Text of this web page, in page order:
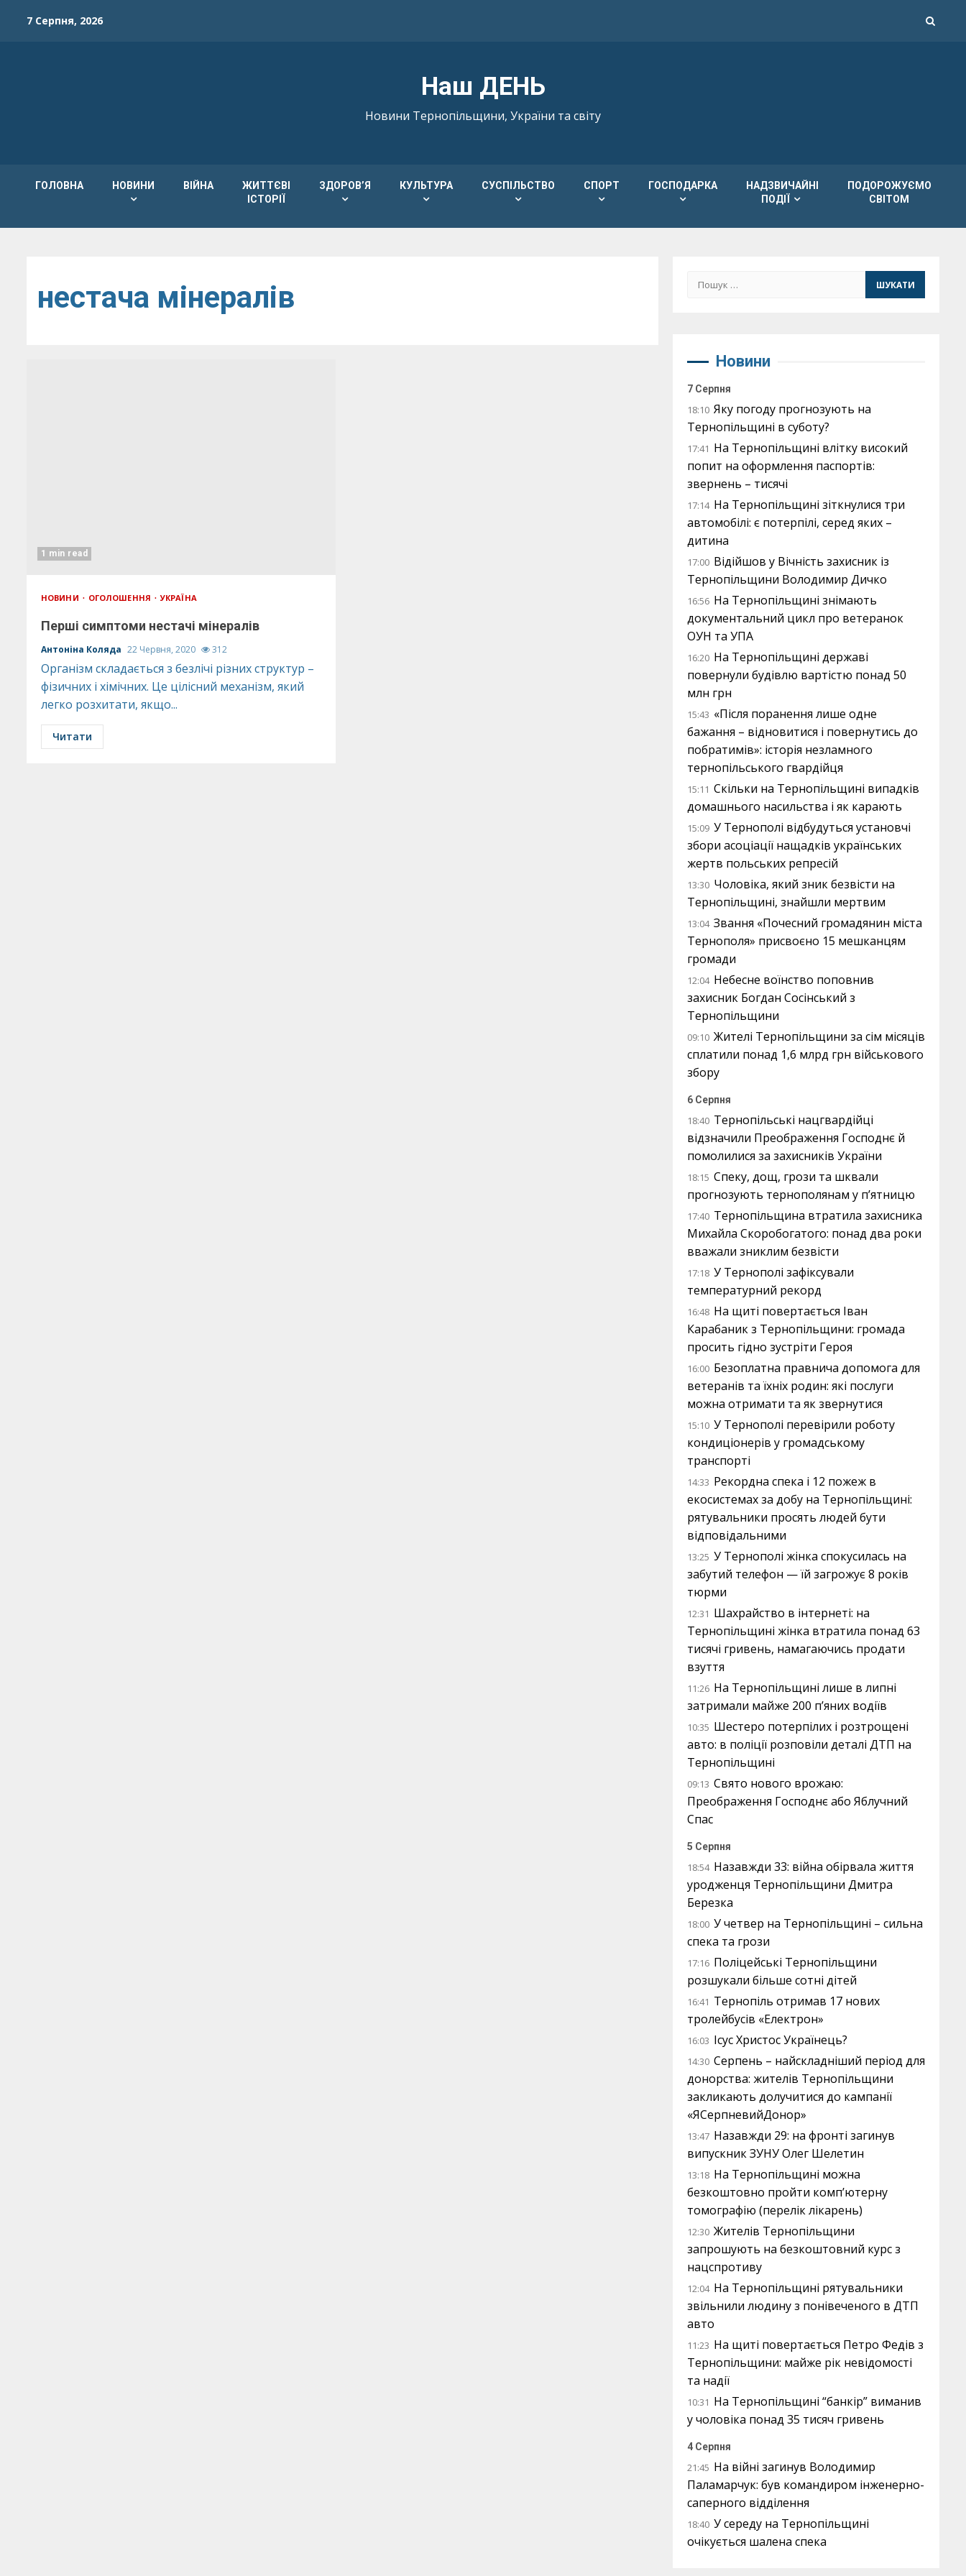
7 Серпня, 2026
Наш ДЕНЬ
Новини Тернопільщини, України та світу
ГОЛОВНА НОВИНИ ВІЙНА
ЖИТТЄВІ
ІСТОРІЇ
ЗДОРОВ’Я КУЛЬТУРА СУСПІЛЬСТВО СПОРТ ГОСПОДАРКА
НАДЗВИЧАЙНІ
ПОДІЇ
ПОДОРОЖУЄМО
СВІТОМ
нестача мінералів
1 min read
НОВИНИ ОГОЛОШЕННЯ УКРАЇНА
Перші симптоми нестачі мінералів
Антоніна Коляда 22 Червня, 2020 312
Організм складається з безлічі різних структур –
фізичних і хімічних. Це цілісний механізм, який
легко розхитати, якщо...
Читати
Пошук:
Новини
7 Серпня
18:10 Яку погоду прогнозують на
Тернопільщині в суботу?
17:41 На Тернопільщині влітку високий
попит на оформлення паспортів:
звернень – тисячі
17:14 На Тернопільщині зіткнулися три
автомобілі: є потерпілі, серед яких –
дитина
17:00 Відійшов у Вічність захисник із
Тернопільщини Володимир Дичко
16:56 На Тернопільщині знімають
документальний цикл про ветеранок
ОУН та УПА
16:20 На Тернопільщині державі
повернули будівлю вартістю понад 50
млн грн
15:43 «Після поранення лише одне
бажання – відновитися і повернутись до
побратимів»: історія незламного
тернопільського гвардійця
15:11 Скільки на Тернопільщині випадків
домашнього насильства і як карають
15:09 У Тернополі відбудуться установчі
збори асоціації нащадків українських
жертв польських репресій
13:30 Чоловіка, який зник безвісти на
Тернопільщині, знайшли мертвим
13:04 Звання «Почесний громадянин міста
Тернополя» присвоєно 15 мешканцям
громади
12:04 Небесне воїнство поповнив
захисник Богдан Сосінський з
Тернопільщини
09:10 Жителі Тернопільщини за сім місяців
сплатили понад 1,6 млрд грн військового
збору
6 Серпня
18:40 Тернопільські нацгвардійці
відзначили Преображення Господнє й
помолилися за захисників України
18:15 Спеку, дощ, грози та шквали
прогнозують тернополянам у п’ятницю
17:40 Тернопільщина втратила захисника
Михайла Скоробогатого: понад два роки
вважали зниклим безвісти
17:18 У Тернополі зафіксували
температурний рекорд
16:48 На щиті повертається Іван
Карабаник з Тернопільщини: громада
просить гідно зустріти Героя
16:00 Безоплатна правнича допомога для
ветеранів та їхніх родин: які послуги
можна отримати та як звернутися
15:10 У Тернополі перевірили роботу
кондиціонерів у громадському
транспорті
14:33 Рекордна спека і 12 пожеж в
екосистемах за добу на Тернопільщині:
рятувальники просять людей бути
відповідальними
13:25 У Тернополі жінка спокусилась на
забутий телефон — їй загрожує 8 років
тюрми
12:31 Шахрайство в інтернеті: на
Тернопільщині жінка втратила понад 63
тисячі гривень, намагаючись продати
взуття
11:26 На Тернопільщині лише в липні
затримали майже 200 п’яних водіїв
10:35 Шестеро потерпілих і розтрощені
авто: в поліції розповіли деталі ДТП на
Тернопільщині
09:13 Свято нового врожаю:
Преображення Господнє або Яблучний
Спас
5 Серпня
18:54 Назавжди 33: війна обірвала життя
уродженця Тернопільщини Дмитра
Березка
18:00 У четвер на Тернопільщині – сильна
спека та грози
17:16 Поліцейські Тернопільщини
розшукали більше сотні дітей
16:41 Тернопіль отримав 17 нових
тролейбусів «Електрон»
16:03 Ісус Христос Українець?
14:30 Серпень – найскладніший період для
донорства: жителів Тернопільщини
закликають долучитися до кампанії
«ЯСерпневийДонор»
13:47 Назавжди 29: на фронті загинув
випускник ЗУНУ Олег Шелетин
13:18 На Тернопільщині можна
безкоштовно пройти комп’ютерну
томографію (перелік лікарень)
12:30 Жителів Тернопільщини
запрошують на безкоштовний курс з
нацспротиву
12:04 На Тернопільщині рятувальники
звільнили людину з понівеченого в ДТП
авто
11:23 На щиті повертається Петро Федів з
Тернопільщини: майже рік невідомості
та надії
10:31 На Тернопільщині “банкір” виманив
у чоловіка понад 35 тисяч гривень
4 Серпня
21:45 На війні загинув Володимир
Паламарчук: був командиром інженерно-
саперного відділення
18:40 У середу на Тернопільщині
очікується шалена спека